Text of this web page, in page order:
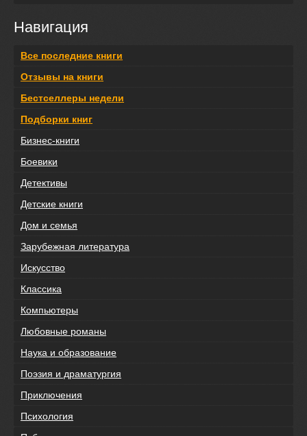
Навигация
Все последние книги
Отзывы на книги
Бестселлеры недели
Подборки книг
Бизнес-книги
Боевики
Детективы
Детские книги
Дом и семья
Зарубежная литература
Искусство
Классика
Компьютеры
Любовные романы
Наука и образование
Поэзия и драматургия
Приключения
Психология